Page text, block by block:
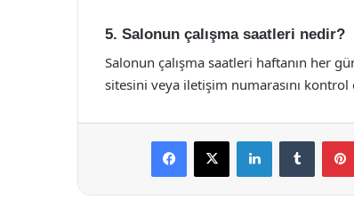
5. Salonun çalışma saatleri nedir?
Salonun çalışma saatleri haftanın her
sitesini veya iletişim numarasını
Facebook
X LinkedInTumblr